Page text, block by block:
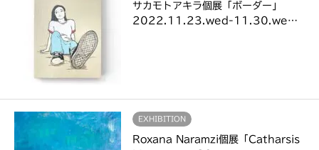
サカモトアキラ個展「ボーダー」
2022.11.23.wed-11.30.we…
EXHIBITION
Roxana Naramzi個展「Catharsis